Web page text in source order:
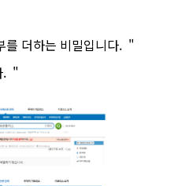
를 더하는 비밀입니다. "
. "